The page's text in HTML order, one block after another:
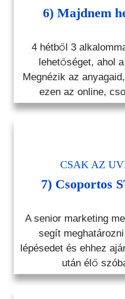
6) Majdnem
4 hétből 3
lehetőséget, ahol
Megnézik az
ezen az online,
CSAK AZ
7) Csoportos
A senior marketing
segít
lépésedet és ehhez
után élő